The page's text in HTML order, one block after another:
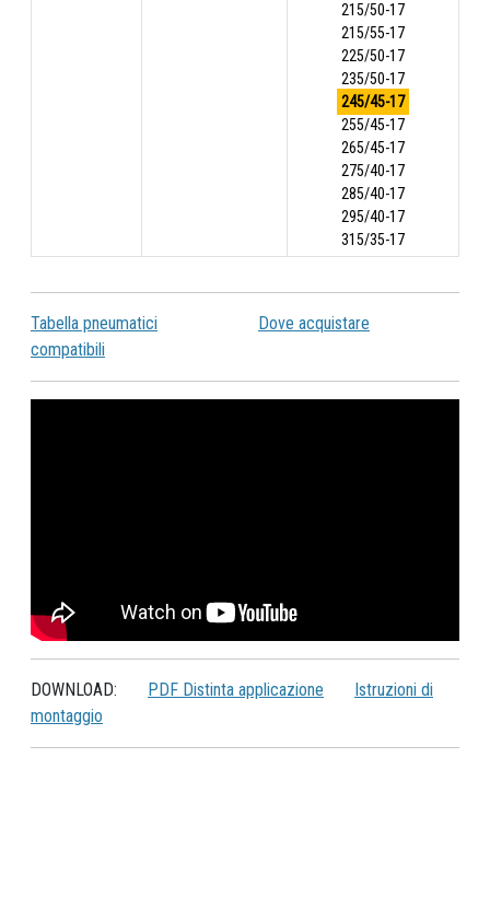
215/50-17
215/55-17
225/50-17
235/50-17
245/45-17
255/45-17
265/45-17
275/40-17
285/40-17
295/40-17
315/35-17
Tabella pneumatici
compatibili
Dove acquistare
DOWNLOAD: PDF Distinta applicazione
Istruzioni di
montaggio